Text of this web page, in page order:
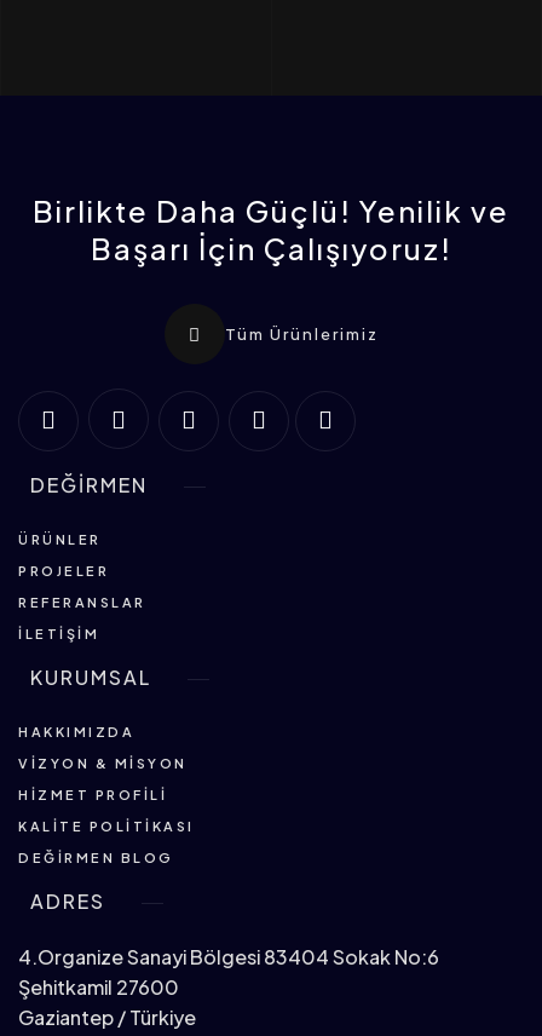
Birlikte Daha Güçlü! Yenilik ve
Başarı İçin Çalışıyoruz!
Tüm Ürünlerimiz
DEĞİRMEN
ÜRÜNLER
PROJELER
REFERANSLAR
İLETIŞIM
KURUMSAL
HAKKIMIZDA
VIZYON & MISYON
HIZMET PROFILI
KALITE POLITIKASI
DEĞIRMEN BLOG
ADRES
4.Organize Sanayi Bölgesi 83404 Sokak No:6
Şehitkamil 27600
Gaziantep / Türkiye